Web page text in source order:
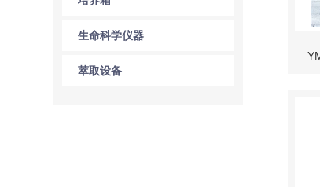
生命科学仪器
萃取设备